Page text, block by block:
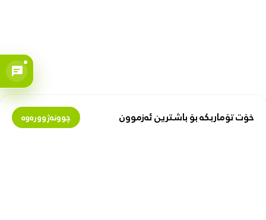
خۆت تۆماربکە بۆ باشترین ئەزموون چوونەژوورەوە